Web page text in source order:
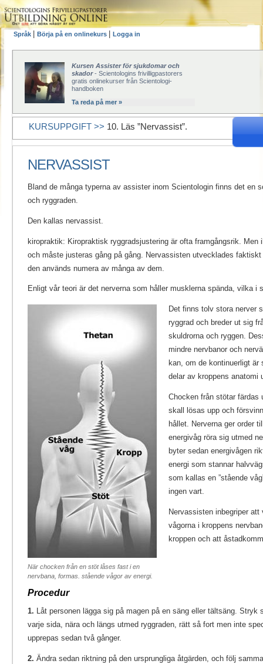
Språk Börja på en onlinekurs Logga in
Kursen Assister för sjukdomar och
skador- Scientologins frivilligpastorers
gratis onlinekurser från Scientologi-
handboken
Ta reda på mer »
KURSUPPGIFT >> 10. Läs ”Nervassist”.
NERVASSIST
Bland de många typerna av assister inom Scientologin finns det en
och ryggraden.
Den kallas nervassist.
kiropraktik: Kiropraktisk ryggradsjustering är ofta framgångsrik. Men
och måste justeras gång på gång. Nervassisten utvecklades
den används numera av många av dem.
Enligt vår teori är det nerverna som håller musklerna spända, vilka i
När chocken från en stöt låses fast i en
nervbana, formas. stående vågor av energi.
Det finns tolv stora nerver
ryggrad och breder ut sig
skuldrorna och ryggen.
mindre nervbanor och
kan, om de kontinuerligt är
delar av kroppens anatomi
Chocken från stötar färdas
skall lösas upp och
hållet. Nerverna ger order
energivåg röra sig utmed
byter sedan energivågen
energi som stannar
som kallas en ”stående
ingen vart.
Nervassisten inbegriper
vågorna i kroppens
kroppen och att
Procedur
1. Låt personen lägga sig på magen på en säng eller tältsäng. Stryk
varje sida, nära och längs utmed ryggraden, rätt så fort men inte
upprepas sedan två gånger.
2. Ändra sedan riktning på den ursprungliga åtgärden, och följ